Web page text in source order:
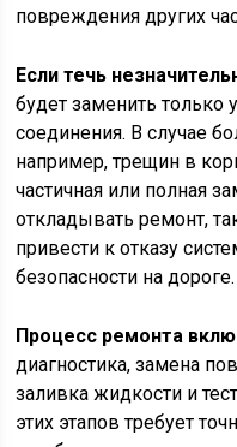
повреждения других
Если течь
будет заменить только
соединения. В случае
например, трещин в
частичная или полная
откладывать ремонт,
привести к отказу
безопасности на дороге.
Процесс ремонта
диагностика, замена
заливка жидкости и
этих этапов требует